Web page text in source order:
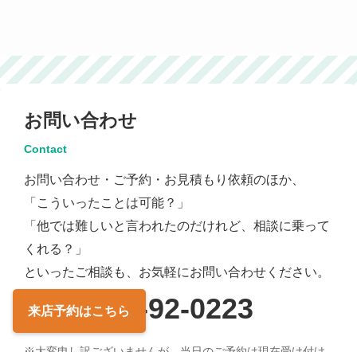
来店予約はこちら
お問い合わせ
Contact
お問い合わせ・ご予約・お見積もり依頼のほか、
「こういったことは可能？」
「他では難しいと言われたのだけれど、相談に乗って
くれる？」
といったご相談も、お気軽にお問い合わせください。
0120-92-0223